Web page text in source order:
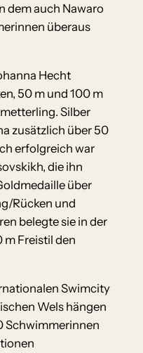
dem auch Nawaro
überaus
Hecht
50 m und 100 m
Silber
zusätzlich über 50
erfolgreich war
die ihn
über
Rücken und
belegte sie in der
Freistil den
Swimcity
Wels hängen
Schwimmerinnen